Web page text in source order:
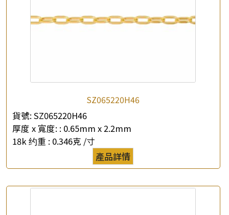
SZ065220H46
貨號: SZ065220H46
厚度 x 寬度: : 0.65mm x 2.2mm
18k 约重 : 0.346克 /寸
產品詳情